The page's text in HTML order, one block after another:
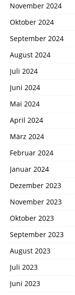
November 2024
Oktober 2024
September 2024
August 2024
Juli 2024
Juni 2024
Mai 2024
April 2024
März 2024
Februar 2024
Januar 2024
Dezember 2023
November 2023
Oktober 2023
September 2023
August 2023
Juli 2023
Juni 2023